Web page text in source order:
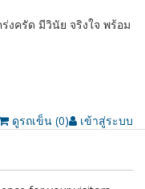
งครัด มีวินัย จริงใจ พร้อม
ดูรถเข็น (0) เข้าสู่ระบบ